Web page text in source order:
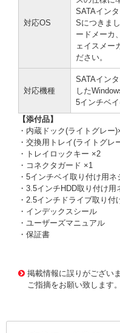
対応OS
SATAイン
Sにつきま
ードメーカ
ェイスメー
ださい。
対応機種
SATAイン
した
5インチベ
【添付品】
・内蔵ドック(ライトグレー
・交換用トレイ(ライトグレ
・トレイロックキー ×2
・コネクタガード ×1
・5インチベイ取り付け用ネ
・3.5インチHDD取り付け用
・2.5インチドライブ取り付
・インデックスシール
・ユーザーズマニュアル
・保証書
掲載情報に誤りがござい
ご指摘をお願い致します。